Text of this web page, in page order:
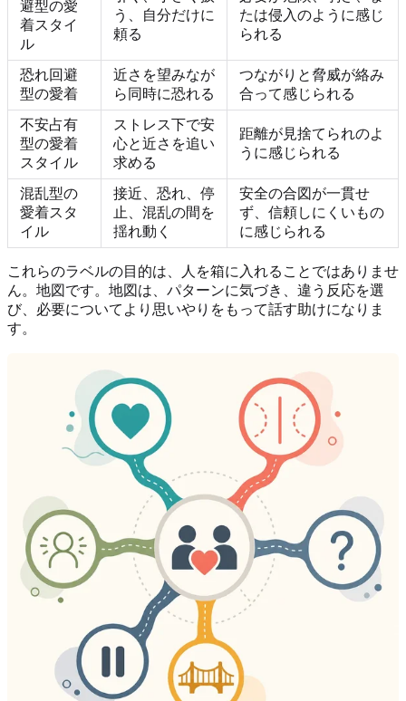
避型の愛
着スタイ
ル
う、自分だけに
頼る
たは侵入のように感じ
られる
恐れ回避
型の愛着
近さを望みなが
ら同時に恐れる
つながりと脅威が絡み
合って感じられる
不安占有
型の愛着
スタイル
ストレス下で安
心と近さを追い
求める
距離が見捨てられのよ
うに感じられる
混乱型の
愛着スタ
イル
接近、恐れ、停
止、混乱の間を
揺れ動く
安全の合図が一貫せ
ず、信頼しにくいもの
に感じられる
これらのラベルの目的は、人を箱に入れることではありませ
ん。地図です。地図は、パターンに気づき、違う反応を選
び、必要についてより思いやりをもって話す助けになりま
す。